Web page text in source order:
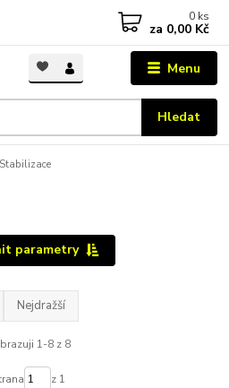
Menu
Hledat
0 ks
za 0,00 Kč
Stabilizace
parametry
Nejdražší
1-8 z 8
z 1